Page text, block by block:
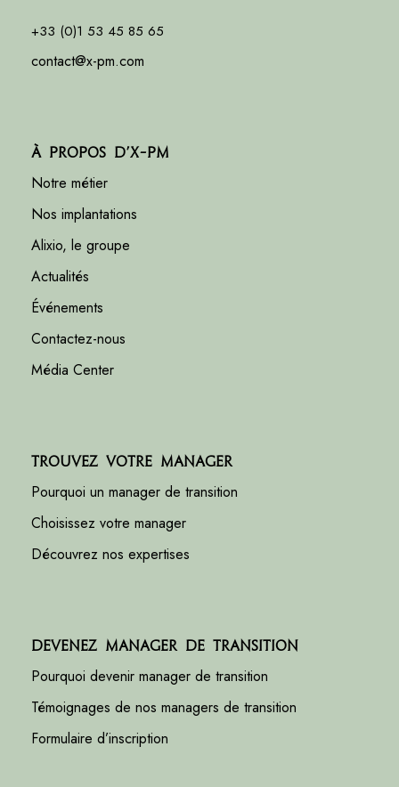
+33 (0)1 53 45 85 65
contact@x-pm.com
À propos d’X-PM
Notre métier
Nos implantations
Alixio, le groupe
Actualités
Événements
Contactez-nous
Média Center
Trouvez votre manager
Pourquoi un manager de transition
Choisissez votre manager
Découvrez nos expertises
Devenez manager de transition
Pourquoi devenir manager de transition
Témoignages de nos managers de transition
Formulaire d’inscription